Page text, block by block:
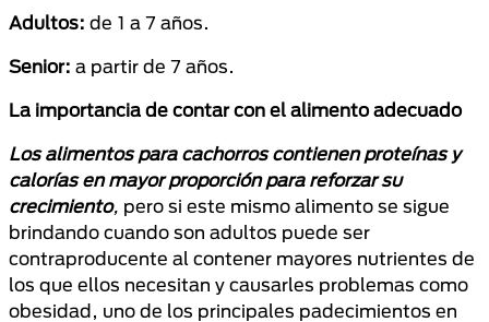
Adultos: de 1 a 7 años.
Senior: a partir de 7 años.
La importancia de contar con el alimento adecuado
Los alimentos para cachorros contienen proteínas y
calorías en mayor proporción para reforzar su
crecimiento, pero si este mismo alimento se sigue
brindando cuando son adultos puede ser
contraproducente al contener mayores nutrientes de
los que ellos necesitan y causarles problemas como
obesidad, uno de los principales padecimientos en